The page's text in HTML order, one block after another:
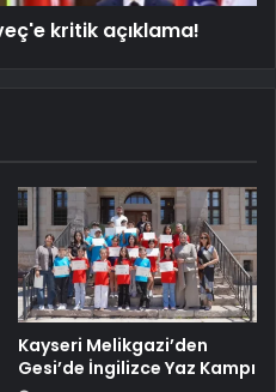
kritik açıklama!
Kayseri Melikgazi’den
Gesi’de İngilizce Yaz Kampı